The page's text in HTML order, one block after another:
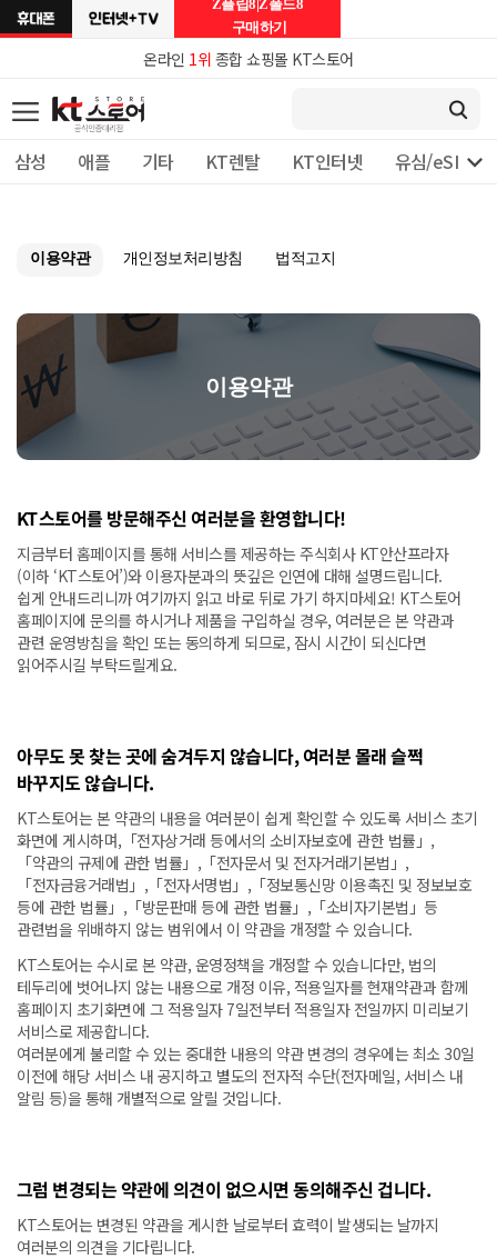
온라인 1위 종합 쇼핑몰 KT스토어
삼성 애플 기타 KT렌탈 KT인터넷 유심/eSIM 개

Z플립8|Z폴드8
구매하기
이용약관 개인정보처리방침 법적고지
이용약관
KT스토어를 방문해주신 여러분을 환영합니다!
지금부터 홈페이지를 통해 서비스를 제공하는 주식회사 KT안산프라자
(이하 ‘KT스토어’)와 이용자분과의 뜻깊은 인연에 대해 설명드립니다.
쉽게 안내드리니까 여기까지 읽고 바로 뒤로 가기 하지마세요! KT스토어
홈페이지에 문의를 하시거나 제품을 구입하실 경우, 여러분은 본 약관과
관련 운영방침을 확인 또는 동의하게 되므로, 잠시 시간이 되신다면
읽어주시길 부탁드릴게요.
아무도 못 찾는 곳에 숨겨두지 않습니다, 여러분 몰래 슬쩍
바꾸지도 않습니다.
KT스토어는 본 약관의 내용을 여러분이 쉽게 확인할 수 있도록 서비스 초기
화면에 게시하며,「전자상거래 등에서의 소비자보호에 관한 법률」,
「약관의 규제에 관한 법률」,「전자문서 및 전자거래기본법」,
「전자금융거래법」,「전자서명법」,「정보통신망 이용촉진 및 정보보호
등에 관한 법률」,「방문판매 등에 관한 법률」,「소비자기본법」등
관련법을 위배하지 않는 범위에서 이 약관을 개정할 수 있습니다.
KT스토어는 수시로 본 약관, 운영정책을 개정할 수 있습니다만, 법의
테두리에 벗어나지 않는 내용으로 개정 이유, 적용일자를 현재약관과 함께
홈페이지 초기화면에 그 적용일자 7일전부터 적용일자 전일까지 미리보기
서비스로 제공합니다.
여러분에게 불리할 수 있는 중대한 내용의 약관 변경의 경우에는 최소 30일
이전에 해당 서비스 내 공지하고 별도의 전자적 수단(전자메일, 서비스 내
알림 등)을 통해 개별적으로 알릴 것입니다.
그럼 변경되는 약관에 의견이 없으시면 동의해주신 겁니다.
KT스토어는 변경된 약관을 게시한 날로부터 효력이 발생되는 날까지
여러분의 의견을 기다립니다.